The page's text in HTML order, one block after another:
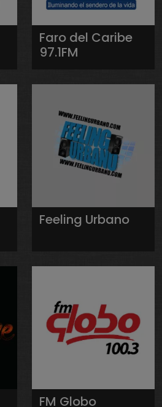
Faro del Caribe
97.1FM
Feeling Urbano
FM Globo